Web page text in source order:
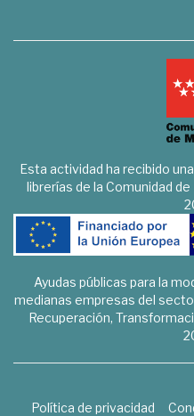
Esta actividad ha recibido
librerías de la Comunidad
Ayudas públicas para la
medianas empresas del
Recuperación,
Política de privacidad